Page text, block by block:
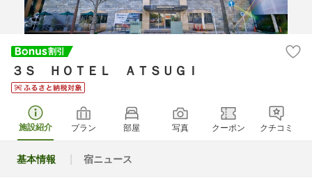
３Ｓ ＨＯＴＥＬ ＡＴＳＵＧＩ
施設紹介 プラン 部屋 写真 クーポン クチコミ
基本情報 宿ニュース